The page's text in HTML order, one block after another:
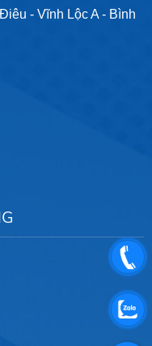
- Vĩnh Lộc A - Bình